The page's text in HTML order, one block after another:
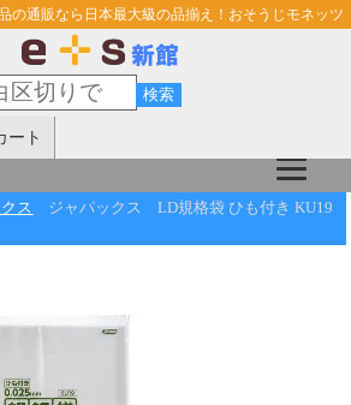
の通販なら日本最大級の品揃え！おそうじモネッツ
ート
ス
ジャパックス LD規格袋 ひも付き KU19